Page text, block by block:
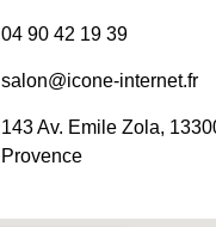
04 90 42 19 39
salon@icone-internet.fr
143 Av. Emile Zola,
Provence